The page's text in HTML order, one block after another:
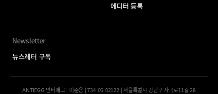
에디터 등록
Newsletter
뉴스레터 구독
ANTIEGG 안티에그 | 이준용 | 734-06-02122 | 서울특별시 강남구 자곡로11길 28